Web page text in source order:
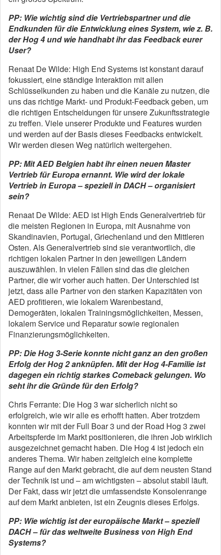
PP: Wie wichtig sind die Vertriebspartner und die
Endkunden für die Entwicklung eines System, wie z. B.
der Hog 4 und wie handhabt ihr das Feedback eurer
User?
Renaat De Wilde: High End Systems ist konstant darauf
fokussiert, eine ständige Interaktion mit allen
Schlüsselkunden zu haben und die Kanäle zu nutzen, die
uns das richtige Markt- und Produkt-Feedback geben, um
die richtigen Entscheidungen für unsere Zukunftsstrategie
zu treffen. Viele unserer Produkte und Features wurden
und werden auf der Basis dieses Feedbacks entwickelt.
Wir werden diesen Weg natürlich weitergehen.
PP: Mit AED Belgien habt ihr einen neuen Master
Vertrieb für Europa ernannt. Wie wird der lokale
Vertrieb in Europa – speziell in DACH – organisiert
sein?
Renaat De Wilde: AED ist High Ends Generalvertrieb für
die meisten Regionen in Europa, mit Ausnahme von
Skandinavien, Portugal, Griechenland und den Mittleren
Osten. Als Generalvertrieb sind sie verantwortlich, die
richtigen lokalen Partner in den jeweiligen Ländern
auszuwählen. In vielen Fällen sind das die gleichen
Partner, die wir vorher auch hatten. Der Unterschied ist
jetzt, dass alle Partner von den starken Kapazitäten von
AED profitieren, wie lokalem Warenbestand,
Demogeräten, lokalen Trainingsmöglichkeiten, Messen,
lokalem Service und Reparatur sowie regionalen
Finanzierungsmöglichkeiten.
PP: Die Hog 3-Serie konnte nicht ganz an den großen
Erfolg der Hog 2 anknüpfen. Mit der Hog 4-Familie ist
dagegen ein richtig starkes Comeback gelungen. Wo
seht ihr die Gründe für den Erfolg?
Chris Ferrante: Die Hog 3 war sicherlich nicht so
erfolgreich, wie wir alle es erhofft hatten. Aber trotzdem
konnten wir mit der Full Boar 3 und der Road Hog 3 zwei
Arbeitspferde im Markt positionieren, die ihren Job wirklich
ausgezeichnet gemacht haben. Die Hog 4 ist jedoch ein
anderes Thema. Wir haben zeitgleich eine komplette
Range auf den Markt gebracht, die auf dem neusten Stand
der Technik ist und – am wichtigsten – absolut stabil läuft.
Der Fakt, dass wir jetzt die umfassendste Konsolenrange
auf dem Markt anbieten, ist ein Zeugnis dieses Erfolgs.
PP: Wie wichtig ist der europäische Markt – speziell
DACH – für das weltweite Business von High End
Systems?